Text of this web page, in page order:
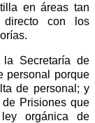
en áreas tan
directo con los
Secretaría de
personal porque
de personal; y
Prisiones que
orgánica de